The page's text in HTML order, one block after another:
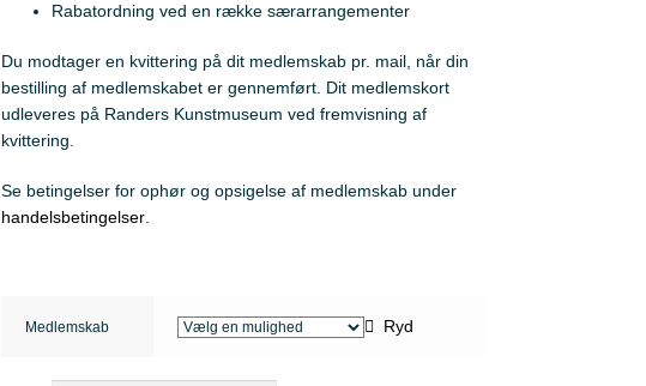
Rabatordning ved en række særarrangementer
Du modtager en kvittering på dit medlemskab pr. mail, når din
bestilling af medlemskabet er gennemført. Dit medlemskort
udleveres på Randers Kunstmuseum ved fremvisning af
kvittering.
Se betingelser for ophør og opsigelse af medlemskab under
handelsbetingelser
Medlemskab Ryd